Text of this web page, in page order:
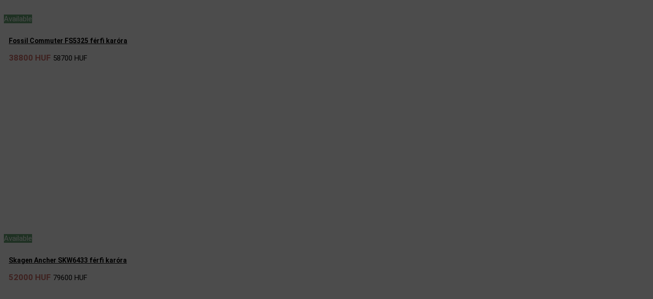
Available
Fossil Commuter FS5325 férfi karóra
38800 HUF 58700 HUF
Available
Skagen Ancher SKW6433 férfi karóra
52000 HUF 79600 HUF